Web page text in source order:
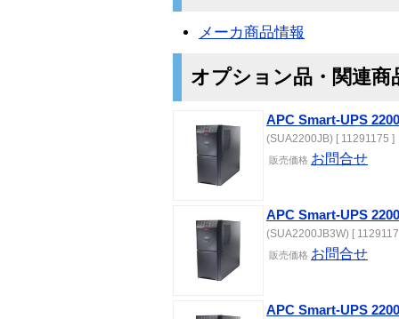
メーカ商品情報
オプション品・関連商
APC Smart-UPS
(SUA2200JB) [ 11291175 ]
販売価格 お問合せ
APC Smart-UPS
(SUA2200JB3W) [
販売価格 お問合せ
APC Smart-UPS